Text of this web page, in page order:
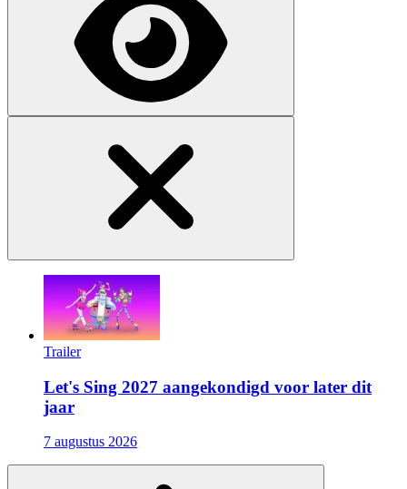
Trailer
Let's Sing 2027 aangekondigd voor later dit
jaar
7 augustus 2026